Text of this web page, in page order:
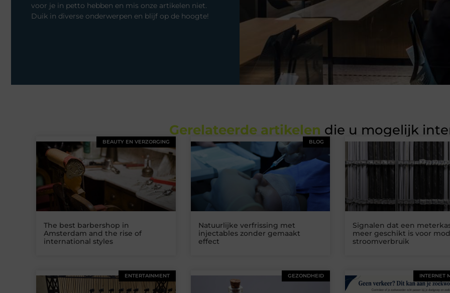
voor je in petto hebben en mis onze artikelen niet.
Duik in diverse onderwerpen en blijf op de hoogte!
Gerelateerde artikelen die u mogelijk
BEAUTY EN VERZORGING
The best barbershop in
Amsterdam and the rise of
international styles
BLOG
Natuurlijke verfrissing met
injectables zonder gemaakt
effect
Signalen dat een
meer geschikt is voor
stroomverbruik
ENTERTAINMENT GEZONDHEID INTERNET